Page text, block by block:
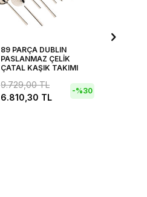
89 PARÇA DUBLIN
PASLANMAZ ÇELİK
ÇATAL KAŞIK TAKIMI
9.729,00TL
6.810,30 TL
-%30